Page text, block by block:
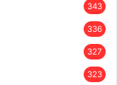
343
336
327
323